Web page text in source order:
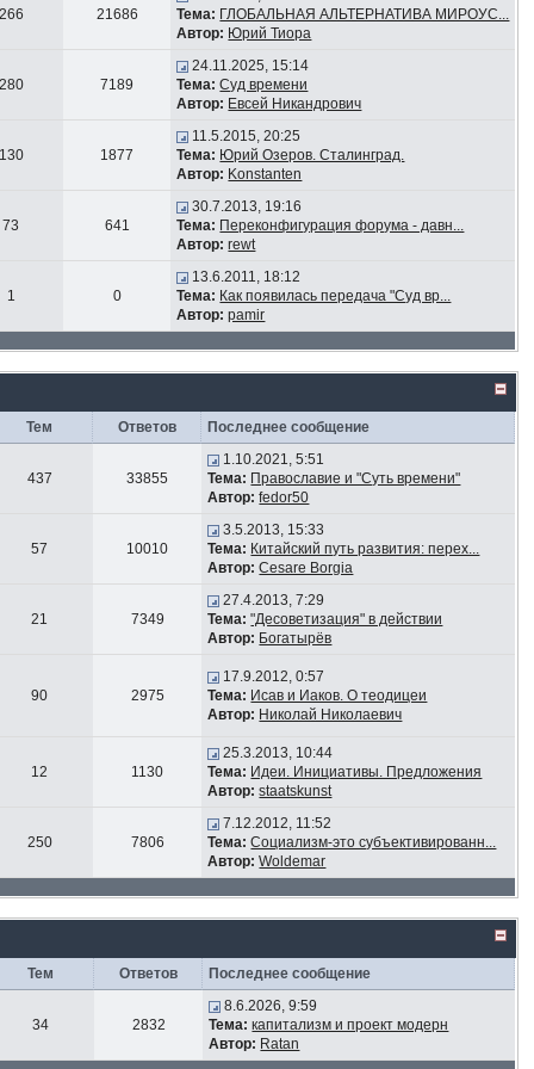
21686
Тема: ГЛОБАЛЬНАЯ АЛЬТЕРНАТИВА МИРОУС...
Автор: Юрий Тиора
7189
24.11.2025, 15:14
Тема: Суд времени
Автор: Евсей Никандрович
1877
11.5.2015, 20:25
Тема: Юрий Озеров. Сталинград.
Автор: Konstanten
73 641
30.7.2013, 19:16
Тема: Переконфигурация форума - давн...
Автор: rewt
1 0
13.6.2011, 18:12
Тема: Как появилась передача "Суд вр...
Автор: pamir
Тем Ответов Последнее сообщение
437 33855
1.10.2021, 5:51
Тема: Православие и "Суть времени"
Автор: fedor50
57 10010
3.5.2013, 15:33
Тема: Китайский путь развития: перех...
Автор: Cesare Borgia
21 7349
27.4.2013, 7:29
Тема: "Десоветизация" в действии
Автор: Богатырёв
90 2975
17.9.2012, 0:57
Тема: Исав и Иаков. О теодицеи
Автор: Николай Николаевич
12 1130
25.3.2013, 10:44
Тема: Идеи. Инициативы. Предложения
Автор: staatskunst
250 7806
7.12.2012, 11:52
Тема: Социализм-это субъективированн...
Автор: Woldemar
Тем Ответов Последнее сообщение
34 2832
8.6.2026, 9:59
Тема: капитализм и проект модерн
Автор: Ratan